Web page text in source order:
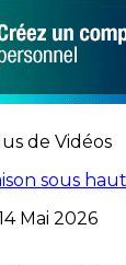
de Vidéos
sous
Mai 2026